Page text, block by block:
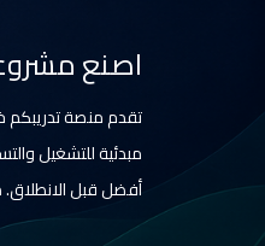
اصنع
تقدم منصة تدريبكم
مبدئية للتشغيل
أفضل قبل الانطلاق.